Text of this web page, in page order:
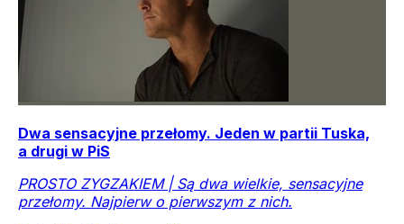
Dwa sensacyjne przełomy. Jeden w partii Tuska,
a drugi w PiS
PROSTO ZYGZAKIEM | Są dwa wielkie, sensacyjne
przełomy. Najpierw o pierwszym z nich.